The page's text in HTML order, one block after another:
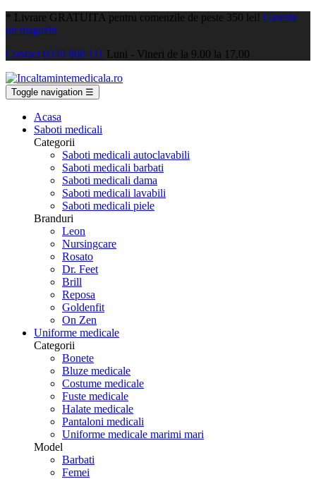
* Livrare GRATUITA pentru comenzile de peste 350 lei! Gaseste
un magazin
Contact 0359 808 111 Luni - Vineri de la 9.00 la 17.00
Toggle navigation ☰
Acasa
Saboti medicali
Categorii
Saboti medicali autoclavabili
Saboti medicali barbati
Saboti medicali dama
Saboti medicali lavabili
Saboti medicali piele
Branduri
Leon
Nursingcare
Rosato
Dr. Feet
Brill
Reposa
Goldenfit
On Zen
Uniforme medicale
Categorii
Bonete
Bluze medicale
Costume medicale
Fuste medicale
Halate medicale
Pantaloni medicali
Uniforme medicale marimi mari
Model
Barbati
Femei